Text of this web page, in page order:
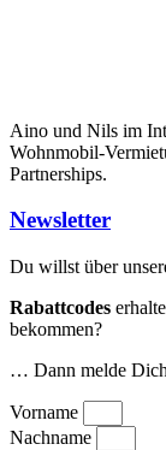
Aino und Nils im
Wohnmobil-
Partnerships.
Newsletter
Du willst über
Rabattcodes
bekommen?
… Dann melde
Vorname
Nachname